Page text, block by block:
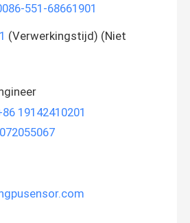
551-68661901
(Verwerkingstijd) (Niet
19142410201